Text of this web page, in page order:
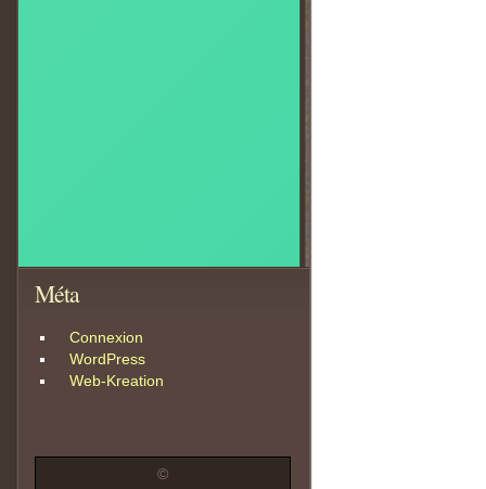
Méta
Connexion
WordPress
Web-Kreation
©